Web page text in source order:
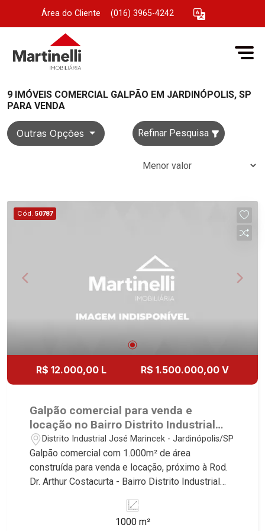
Área do Cliente (016) 3965-4242
9 IMÓVEIS COMERCIAL GALPÃO EM JARDINÓPOLIS, SP
PARA VENDA
Outras Opções Refinar Pesquisa
Cód. 50787
R$ 12.000,00 L R$ 1.500.000,00 V
Galpão comercial para venda e
locação no Bairro Distrito Industrial
José Marincek, próximo à Rod. Dr.
Arthur Costacurta - Jardinópolis/SP.
Distrito Industrial José Marincek - Jardinópolis/SP
Galpão comercial com 1.000m² de área
construída para venda e locação, próximo à Rod.
Dr. Arthur Costacurta - Bairro Distrito Industrial
características deste imóvel que a Martinelli
Imobiliária selecionou para você: - 1.000m² de
1000 m²